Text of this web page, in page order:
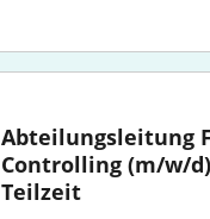
Abteilungsleitung
Controlling (m/w/
Teilzeit